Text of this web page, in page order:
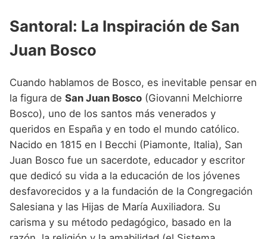
Santoral: La Inspiración de San
Juan Bosco
Cuando hablamos de Bosco, es inevitable pensar en
la figura de San Juan Bosco (Giovanni Melchiorre
Bosco), uno de los santos más venerados y
queridos en España y en todo el mundo católico.
Nacido en 1815 en I Becchi (Piamonte, Italia), San
Juan Bosco fue un sacerdote, educador y escritor
que dedicó su vida a la educación de los jóvenes
desfavorecidos y a la fundación de la Congregación
Salesiana y las Hijas de María Auxiliadora. Su
carisma y su método pedagógico, basado en la